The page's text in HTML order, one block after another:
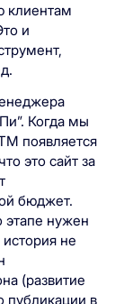
клиентам
и
Когда мы
появляется
это сайт за
бюджет.
этапе нужен
не
(развитие
публикации в